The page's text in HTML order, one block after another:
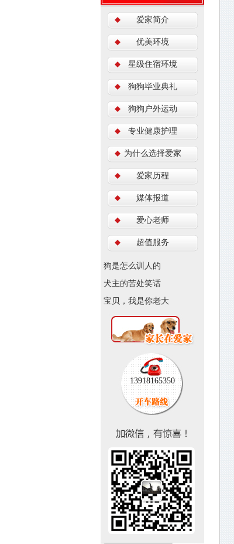
爱家简介
优美环境
星级住宿环境
狗狗毕业典礼
狗狗户外运动
专业健康护理
为什么选择爱家
爱家历程
媒体报道
爱心老师
超值服务
狗是怎么训人的
犬主的苦处笑话
宝贝，我是你老大
13918165350